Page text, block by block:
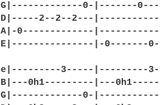
G|-------------0-|-------0---
D|-----2--2--2---
A|-0-------------
E|---------------|-0-------
e|---------3-----|---------
B|---0h1---------|---
G|-------------0-|-------------